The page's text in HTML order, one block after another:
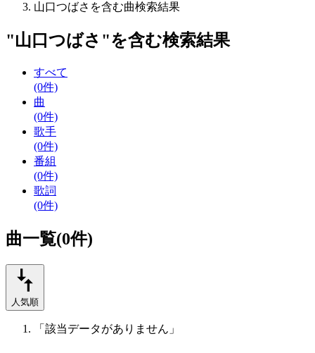
山口つばさを含む曲検索結果
"山口つばさ "を含む検索結果
すべて
(0件)
曲
(0件)
歌手
(0件)
番組
(0件)
歌詞
(0件)
曲一覧(0件)
人気順
「該当データがありません」